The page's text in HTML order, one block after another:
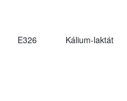
E326 Kálium-laktát